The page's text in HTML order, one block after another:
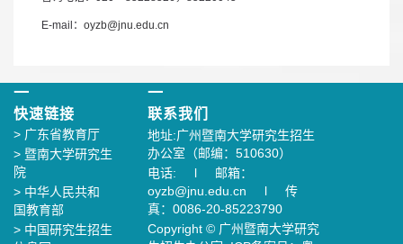
E-mail ：oyzb@jnu.edu.cn
一
快速链接
> 广东省教育厅
> 暨南大学研究生
院
> 中华人民共和
国教育部
> 中国研究生招生
一
联系我们
地址:广州暨南大学研究生招生
办公室（邮编：510630）
电话: l 邮箱：
oyzb@jnu.edu.cn l 传
真：0086-20-85223790
Copyright © 广州暨南大学研究